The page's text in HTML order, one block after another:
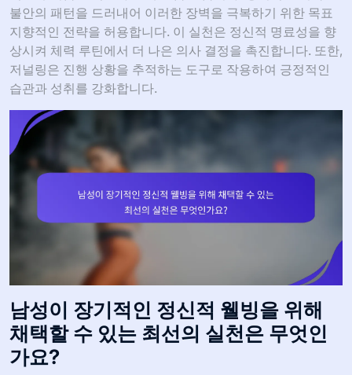
불안의 패턴을 드러내어 이러한 장벽을 극복하기 위한 목표
지향적인 전략을 허용합니다. 이 실천은 정신적 명료성을 향
상시켜 체력 루틴에서 더 나은 의사 결정을 촉진합니다. 또한,
저널링은 진행 상황을 추적하는 도구로 작용하여 긍정적인
습관과 성취를 강화합니다.
남성이 장기적인 정신적 웰빙을 위해
채택할 수 있는 최선의 실천은 무엇인
가요?